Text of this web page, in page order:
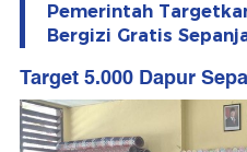
Pemerintah
Bergizi Gratis
Target 5.000 Dapur